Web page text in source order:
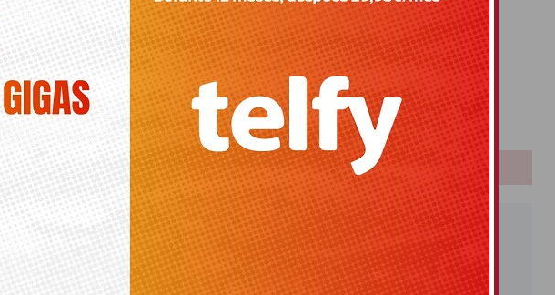
INSTITUTO MUNICIPAL DE CULTURA
SIGUIENTE
del Polígono Puente
denuncia el abandono de
residuos y exige soluciones
urgentes a Orihuela
Bonoloto
Primitiva
El Gordo
Euromillones
Loteria
Once
PUBLICIDAD